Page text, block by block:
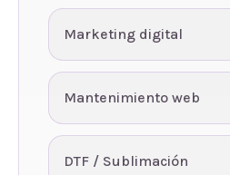
Marketing digital
Mantenimiento web
DTF / Sublimación